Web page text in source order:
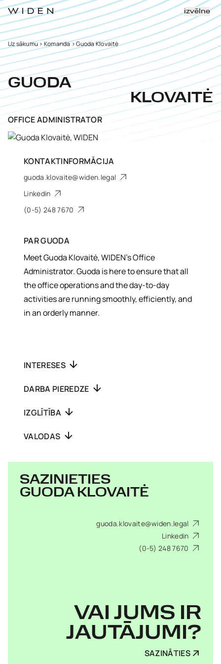
izvēlne
Uz sākumu> Komanda>Guoda Klovaitė
GUODA
KLOVAITĖ
OFFICE ADMINISTRATOR
KONTAKTINFORMĀCIJA
guoda.klovaite@widen.legal
Linkedin
(0-5) 248 7670
PARGUODA
Meet Guoda Klovaitė, WIDEN’s Office
Administrator. Guoda is here to ensure that all
the office operations and the day-to-day
activities are running smoothly, efficiently, and
in an orderly manner.
INTERESES
DARBA PIEREDZE
IZGLĪTĪBA
VALODAS
SAZINIETIES
GUODA KLOVAITĖ
guoda.klovaite@widen.legal
Linkedin
(0-5) 248 7670
VAI JUMS IR
JAUTĀJUMI?
SAZINĀTIES